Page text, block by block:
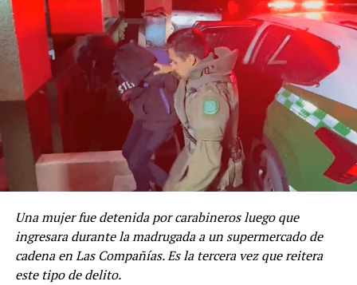
Una mujer fue detenida por carabineros luego que
ingresara durante la madrugada a un supermercado de
cadena en Las Compañías. Es la tercera vez que reitera
este tipo de delito.